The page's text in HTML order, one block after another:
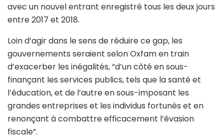
avec un nouvel entrant enregistré tous les deux jours
entre 2017 et 2018.
Loin d’agir dans le sens de réduire ce gap, les
gouvernements seraient selon Oxfam en train
d’exacerber les inégalités, “d’un côté en sous-
finançant les services publics, tels que la santé et
l’éducation, et de l’autre en sous-imposant les
grandes entreprises et les individus fortunés et en
renonçant à combattre efficacement l’évasion
fiscale”.